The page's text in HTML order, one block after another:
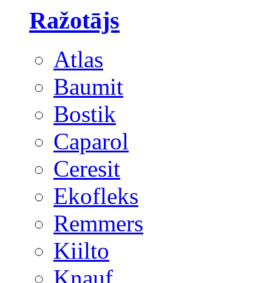
Ražotājs
Atlas
Baumit
Bostik
Caparol
Ceresit
Ekofleks
Remmers
Kiilto